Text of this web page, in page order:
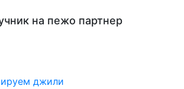
на пежо партнер
джили